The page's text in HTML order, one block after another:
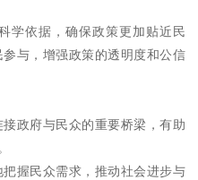
学依据，确保政策更加贴近民
与，增强政策的透明度和公信
政府与民众的重要桥梁，有助
握民众需求，推动社会进步与